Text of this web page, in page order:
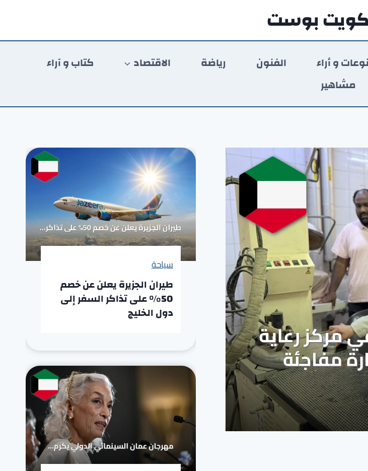
بوست
و أراء الفنون رياضة الاقتصاد
كتاب و آراء
مشاهير
سياحة
طيران الجزيرة يعلن عن خصم
50% على تذاكر السفر إلى
دول الخليج